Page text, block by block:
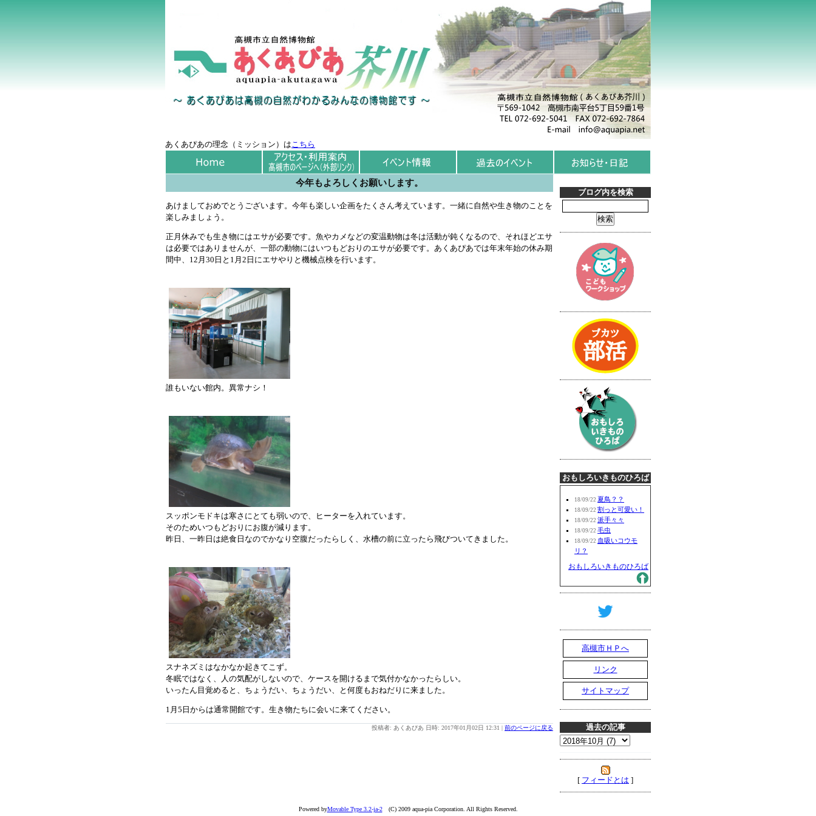
あくあぴあの理念（ミッション）はこちら
今年もよろしくお願いします。
あけましておめでとうございます。今年も楽しい企画をたくさん考えています。一緒に自然や生き物のことを
楽しみましょう。
正月休みでも生き物にはエサが必要です。魚やカメなどの変温動物は冬は活動が鈍くなるので、それほどエサ
は必要ではありませんが、一部の動物にはいつもどおりのエサが必要です。あくあぴあでは年末年始の休み期
間中、12月30日と1月2日にエサやりと機械点検を行います。
誰もいない館内。異常ナシ！
スッポンモドキは寒さにとても弱いので、ヒーターを入れています。
そのためいつもどおりにお腹が減ります。
昨日、一昨日は絶食日なのでかなり空腹だったらしく、水槽の前に立ったら飛びついてきました。
スナネズミはなかなか起きてこず。
冬眠ではなく、人の気配がしないので、ケースを開けるまで気付かなかったらしい。
いったん目覚めると、ちょうだい、ちょうだい、と何度もおねだりに来ました。
1月5日からは通常開館です。生き物たちに会いに来てください。
投稿者: あくあぴあ 日時: 2017年01月02日 12:31 | 前のページに戻る
ブログ内を検索
おもしろいきものひろば
18/09/22 夏鳥？？
18/09/22 割っと可愛い！
18/09/22 派手々々
18/09/22 毛虫
18/09/22 血吸いコウモ
リ？
おもしろいきものひろば
高槻市ＨＰへ
リンク
サイトマップ
過去の記事
[ フィードとは ]
Powered byMovable Type 3.2-ja-2(C) 2009 aqua-pia Corporation. All Rights Reserved.